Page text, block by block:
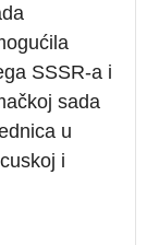
SSSR-a i
sada
u
i